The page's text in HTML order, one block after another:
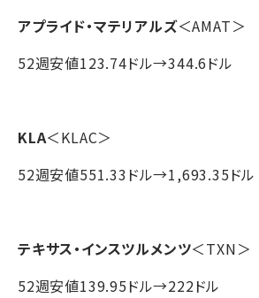
アプライド・マテリアルズ＜AMAT＞
52週安値123.74ドル→344.6ドル
KLA＜KLAC＞
52週安値551.33ドル→1,693.35ドル
テキサス・インスツルメンツ＜TXN＞
52週安値139.95ドル→222ドル